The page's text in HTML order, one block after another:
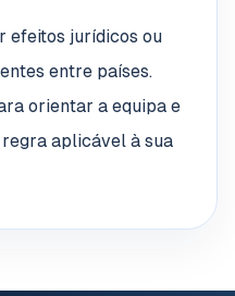
efeitos jurídicos ou
entre países.
orientar a equipa e
aplicável à sua